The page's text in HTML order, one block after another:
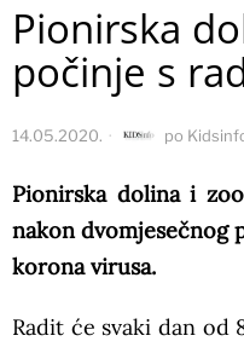
Pionirska
počinje s
14.05.2020. po
Pionirska dolina i
nakon dvomjesečnog
korona virusa.
Radit će svaki dan od